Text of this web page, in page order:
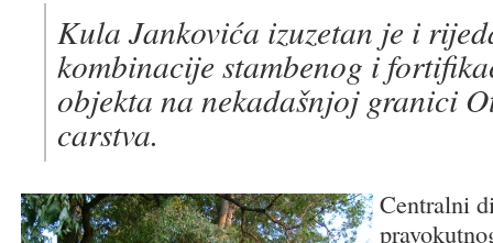
Kula Jankovića izuzetan je i
kombinacije stambenog i
objekta na nekadašnjoj granici
carstva.
Centralni